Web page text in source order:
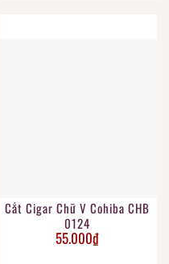
Cắt Cigar Chữ V Cohiba CHB
0124
55.000₫